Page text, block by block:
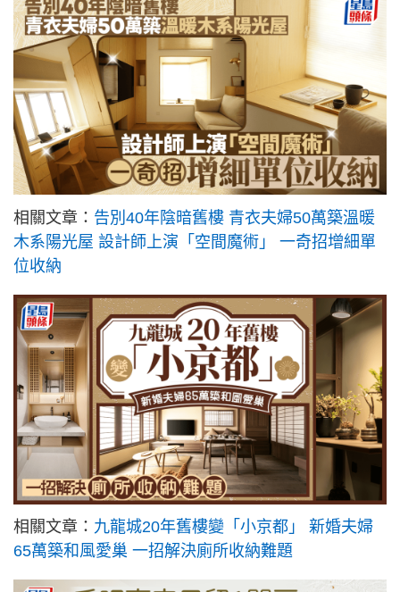
相關文章： 告別40年陰暗舊樓 青衣夫婦50萬築溫暖
木系陽光屋 設計師上演「空間魔術」 一奇招增細單
位收納
相關文章： 九龍城20年舊樓變「小京都」 新婚夫婦
65萬築和風愛巢 一招解決廁所收納難題